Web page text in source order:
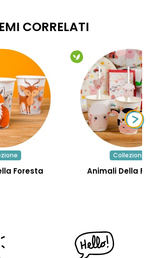
CORRELATI
Foresta
Collezione
Animali Della